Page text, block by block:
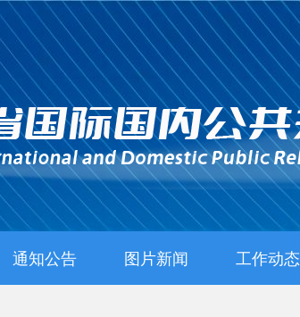
通知公告 图片新闻 工作动态